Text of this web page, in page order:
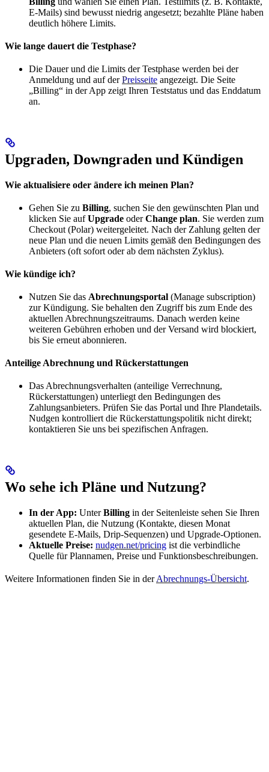
E-Mails) sind bewusst niedrig angesetzt; bezahlte Pläne haben
deutlich höhere Limits.
Wie lange dauert die Testphase?
Die Dauer und die Limits der Testphase werden bei der
Anmeldung und auf derPreisseite angezeigt. Die Seite
„Billing“ in der App zeigt Ihren Teststatus und das Enddatum
an.
Upgraden, Downgraden und Kündigen
Wie aktualisiere oder ändere ich meinen Plan?
Gehen Sie zu Billing, suchen Sie den gewünschten Plan und
klicken Sie aufUpgrade oderChange plan. Sie werden zum
Checkout (Polar) weitergeleitet. Nach der Zahlung gelten der
neue Plan und die neuen Limits gemäß den Bedingungen des
Anbieters (oft sofort oder ab dem nächsten Zyklus).
Wie kündige ich?
Nutzen Sie das Abrechnungsportal (Manage subscription)
zur Kündigung. Sie behalten den Zugriff bis zum Ende des
aktuellen Abrechnungszeitraums. Danach werden keine
weiteren Gebühren erhoben und der Versand wird blockiert,
bis Sie erneut abonnieren.
Anteilige Abrechnung und Rückerstattungen
Das Abrechnungsverhalten (anteilige Verrechnung,
Rückerstattungen) unterliegt den Bedingungen des
Zahlungsanbieters. Prüfen Sie das Portal und Ihre Plandetails.
Nudgen kontrolliert die Rückerstattungspolitik nicht direkt;
kontaktieren Sie uns bei spezifischen Anfragen.
Wo sehe ich Pläne und Nutzung?
In der App: UnterBilling in der Seitenleiste sehen Sie Ihren
aktuellen Plan, die Nutzung (Kontakte, diesen Monat
gesendete E-Mails, Drip-Sequenzen) und Upgrade-Optionen.
Aktuelle Preise: nudgen.net/pricing ist die verbindliche
Quelle für Plannamen, Preise und Funktionsbeschreibungen.
Weitere Informationen finden Sie in derAbrechnungs-Übersicht.